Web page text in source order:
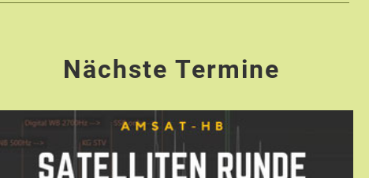
Nächste Termine